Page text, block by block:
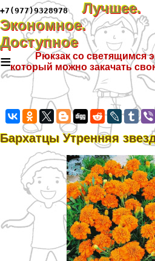
+7(977)9328978
Лучшее.
Экономное.
Доступное
≡
Рюкзак со светящимся
который можно закачать
Бархатцы Утренняя